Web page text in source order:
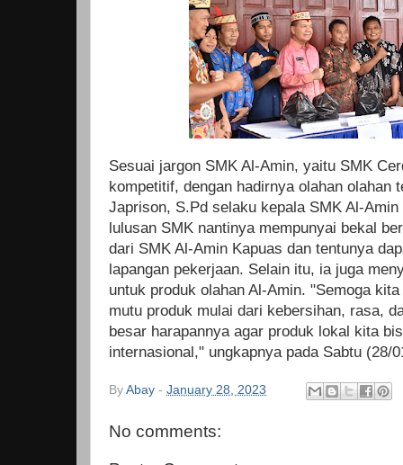
Sesuai jargon SMK Al-Amin, yaitu SMK
kompetitif, dengan hadirnya olahan olahan
Japrison, S.Pd selaku kepala SMK Al-
lulusan SMK nantinya mempunyai bekal
dari SMK Al-Amin Kapuas dan tentunya
lapangan pekerjaan. Selain itu, ia juga
untuk produk olahan Al-Amin. "Semoga
mutu produk mulai dari kebersihan, rasa,
besar harapannya agar produk lokal kita
internasional," ungkapnya pada Sabtu (28/
By Abay - January 28, 2023
No comments: